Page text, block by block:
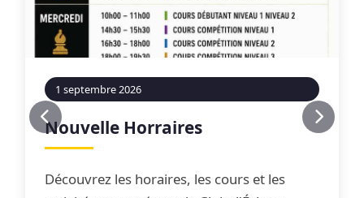
1 septembre 2026
Nouvelle Horraires
Découvrez les horaires, les cours et les